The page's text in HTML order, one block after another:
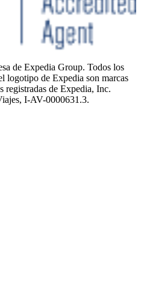
de Expedia Group. Todos los
logotipo de Expedia son marcas
registradas de Expedia, Inc.
I-AV-0000631.3.